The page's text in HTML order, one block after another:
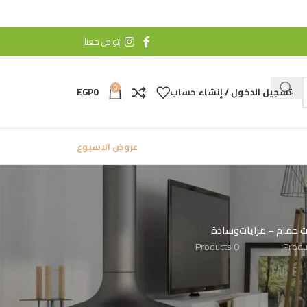
تواص معنا
تسجيل الدخول / إنشاء حساب 0
EGP0
عروض الاسبوع
حمام – مراياتوسادة
0 Products